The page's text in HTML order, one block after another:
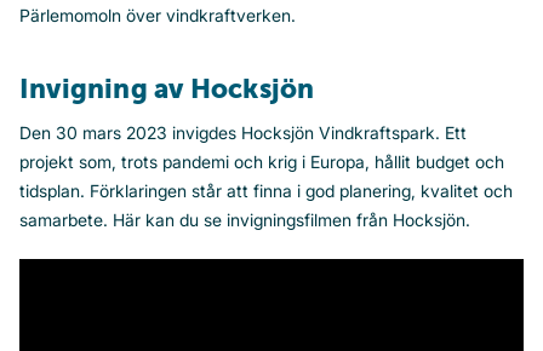
Pärlemomoln över vindkraftverken.
Invigning av Hocksjön
Den 30 mars 2023 invigdes Hocksjön Vindkraftspark. Ett
projekt som, trots pandemi och krig i Europa, hållit budget och
tidsplan. Förklaringen står att finna i god planering, kvalitet och
samarbete. Här kan du se invigningsfilmen från Hocksjön.